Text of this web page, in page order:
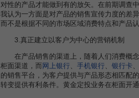
对性的产品才能做到有的放矢。在前期调查中
我认为一方面是对产品的销售宣传力度的差
而不是根据不同的市场区域消费特点和产品
3.真正建立以客户为中心的营销机制
在产品销售的渠道上，随着人们消费概念
柜面渠道，而网上银行、 手机银行、 银行卡
的销售平台，为客户提供与产品形态相匹配的
转变提供有利条件。黄金定投业务在柜面开